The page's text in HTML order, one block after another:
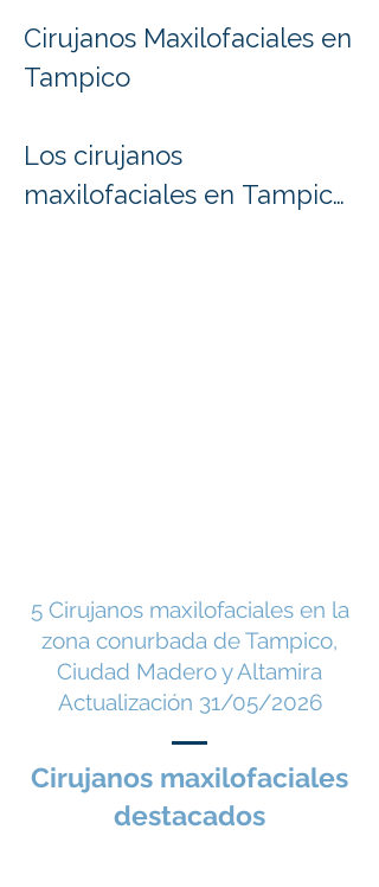
Cirujanos Maxilofaciales en
Tampico
Los cirujanos
maxilofaciales en Tampico
avanzados de medicina y
odontología,
permitiéndoles atender
desde procedimientos
relativamente sencillos,
como la extracción de
5 Cirujanos maxilofaciales en la
zona conurbada de Tampico,
Ciudad Madero y Altamira
Actualización 31/05/2026
Cirujanos maxilofaciales
destacados